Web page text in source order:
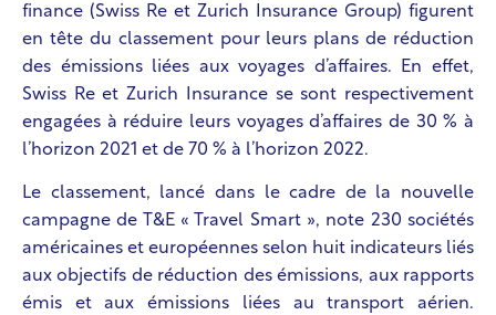
finance (Swiss Re et Zurich Insurance Group) figurent
en tête du classement pour leurs plans de réduction
des émissions liées aux voyages d’affaires. En effet,
Swiss Re et Zurich Insurance se sont respectivement
engagées à réduire leurs voyages d’affaires de 30 % à
l’horizon 2021 et de 70 % à l’horizon 2022.
Le classement, lancé dans le cadre de la nouvelle
campagne de T&E « Travel Smart », note 230 sociétés
américaines et européennes selon huit indicateurs liés
aux objectifs de réduction des émissions, aux rapports
émis et aux émissions liées au transport aérien.